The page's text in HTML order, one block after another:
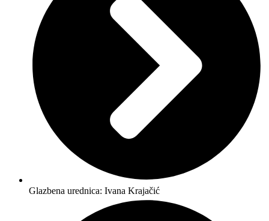
Glazbena urednica: Ivana Krajačić